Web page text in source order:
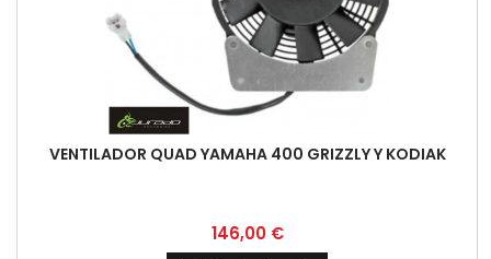
VENTILADOR QUAD YAMAHA 400 GRIZZLY Y KODIAK
Precio
146,00 €